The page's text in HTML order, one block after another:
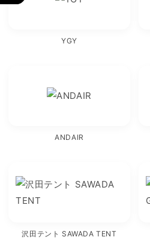
YGY
ANDAIR
沢田テント SAWADA TENT